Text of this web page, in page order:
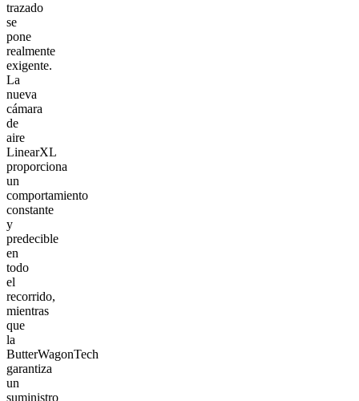
trazado
se
pone
realmente
exigente.
La
nueva
cámara
de
aire
LinearXL
proporciona
un
comportamiento
constante
y
predecible
en
todo
el
recorrido,
mientras
que
la
ButterWagonTech
garantiza
un
suministro